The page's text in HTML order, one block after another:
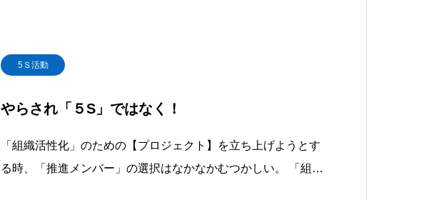
5Ｓ活動
やらされ「５S」ではなく！
「組織活性化」のための【プロジェクト】を立ち上げようとす
る時、「推進メンバー」の選択はなかなかむつかしい。 「組織